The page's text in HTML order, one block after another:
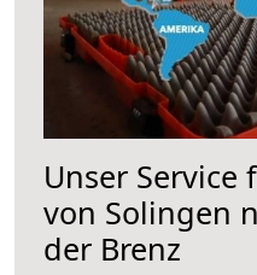
Unser
von Solingen
der Brenz